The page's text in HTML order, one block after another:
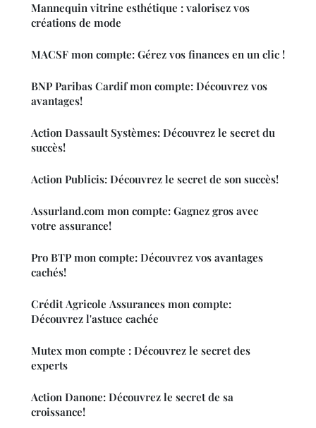
Mannequin vitrine esthétique : valorisez vos
créations de mode
MACSF mon compte: Gérez vos finances en un clic !
BNP Paribas Cardif mon compte: Découvrez vos
avantages!
Action Dassault Systèmes: Découvrez le secret du
succès!
Action Publicis: Découvrez le secret de son succès!
Assurland.com mon compte: Gagnez gros avec
votre assurance!
Pro BTP mon compte: Découvrez vos avantages
cachés!
Crédit Agricole Assurances mon compte:
Découvrez l'astuce cachée
Mutex mon compte : Découvrez le secret des
experts
Action Danone: Découvrez le secret de sa
croissance!